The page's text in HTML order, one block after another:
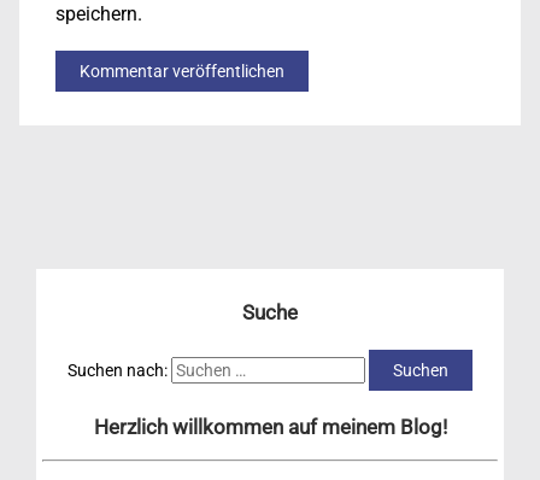
speichern.
Suche
Suchen nach:
Herzlich willkommen auf meinem Blog!